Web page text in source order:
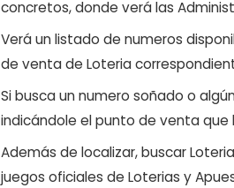
concretos, donde verá las
Verá un listado de numeros
de venta de Loteria
Si busca un numero soñado o
indicándole el punto de venta
Además de localizar, buscar
juegos oficiales de Loterias y